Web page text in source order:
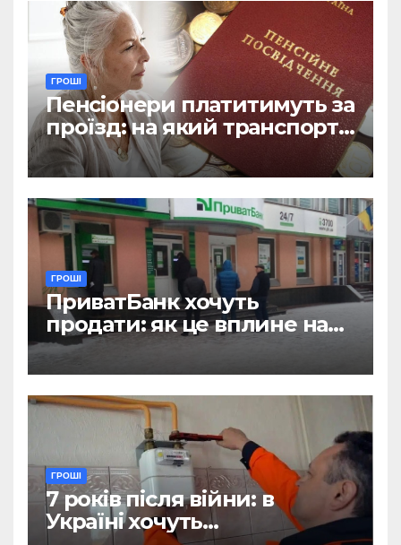
ГРОШІ
Пенсіонери платитимуть за
проїзд: на який транспорт
не діятиме пільга
ГРОШІ
ПриватБанк хочуть
продати: як це вплине на
отримання зарплат, пенсій
і стипендій
ГРОШІ
7 років після війни: в
Україні хочуть